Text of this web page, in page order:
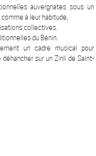
auvergnates sous un
à leur habitude,
collectives.
du Bénin.
un cadre musical pour
sur un Zinli de Saint-